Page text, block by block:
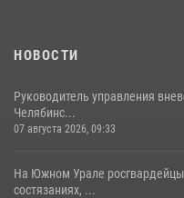
НОВОСТИ
Руководитель управления
Челябинс...
07 августа 2026, 09:33
На Южном Урале
состязаниях, ...